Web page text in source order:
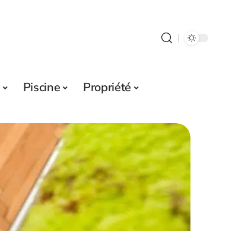
Piscine Propriété